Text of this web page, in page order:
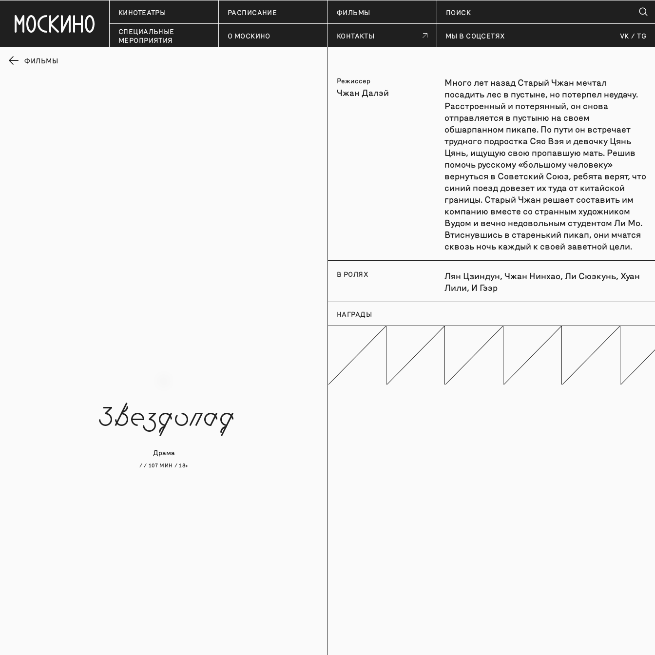
КИНОТЕАТРЫ РАСПИСАНИЕ ФИЛЬМЫ
СПЕЦИАЛЬНЫЕ
МЕРОПРИЯТИЯ
О МОСКИНО КОНТАКТЫ МЫ В СОЦСЕТЯХ VK TG
ФИЛЬМЫ
Звездопад
Драма
/ / 107 МИН / 18+
Режиссер
Чжан Далэй
Много лет назад Старый Чжан мечтал
посадить лес в пустыне, но потерпел неудачу.
Расстроенный и потерянный, он снова
отправляется в пустыню на своем
обшарпанном пикапе. По пути он встречает
трудного подростка Сяо Вэя и девочку Цянь
Цянь, ищущую свою пропавшую мать. Решив
помочь русскому «большому человеку»
вернуться в Советский Союз, ребята верят, что
синий поезд довезет их туда от китайской
границы. Старый Чжан решает составить им
компанию вместе со странным художником
Вудом и вечно недовольным студентом Ли Мо.
Втиснувшись в старенький пикап, они мчатся
сквозь ночь каждый к своей заветной цели.
В РОЛЯХ
Лян Цзиндун, Чжан Нинхао, Ли Сюэкунь, Хуан
Лили, И Гээр
НАГРАДЫ